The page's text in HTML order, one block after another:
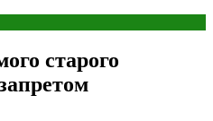
старого